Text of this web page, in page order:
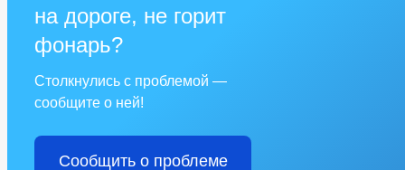
на дороге, не горит
фонарь?
Столкнулись с проблемой —
сообщите о ней!
Сообщить о проблеме